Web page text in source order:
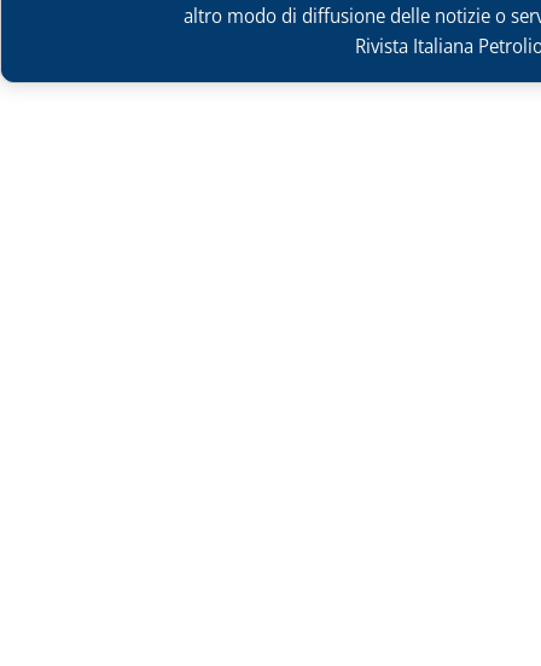
altro modo di diffusione delle notizie o
Rivista Italiana